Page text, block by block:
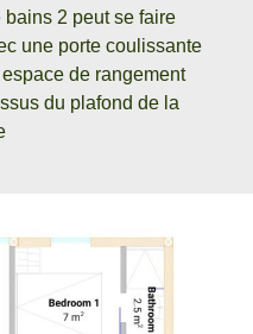
bains 2 peut se faire
une porte coulissante
de rangement
du plafond de la